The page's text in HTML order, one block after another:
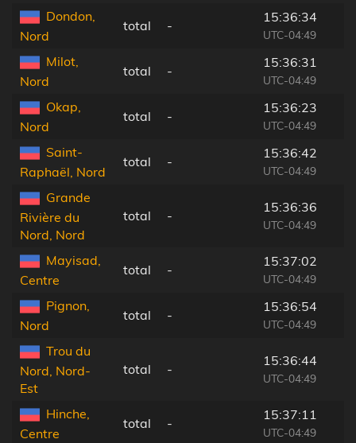
Dondon,
Nord
total -
15:36:34
UTC-04:49
Milot,
Nord
total -
15:36:31
UTC-04:49
Okap,
Nord
total -
15:36:23
UTC-04:49
Saint-
Raphaël, Nord
total -
15:36:42
UTC-04:49
Grande
Rivière du
Nord, Nord
total -
15:36:36
UTC-04:49
Mayisad,
Centre
total -
15:37:02
UTC-04:49
Pignon,
Nord
total -
15:36:54
UTC-04:49
Trou du
Nord, Nord-
Est
total -
15:36:44
UTC-04:49
Hinche,
Centre
total -
15:37:11
UTC-04:49